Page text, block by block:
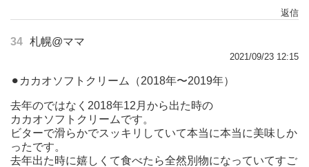
返信
34 札幌@ママ
2021/09/23 12:15
⚫︎カカオソフトクリーム（2018年〜2019年）
去年のではなく2018年12月から出た時の
カカオソフトクリームです。
ビターで滑らかでスッキリしていて本当に本当に美味しか
ったです。
去年出た時に嬉しくて食べたら全然別物になっていてすご